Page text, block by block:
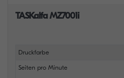
TASKalfa MZ7001i
Druckfarbe
Seiten pro Minute